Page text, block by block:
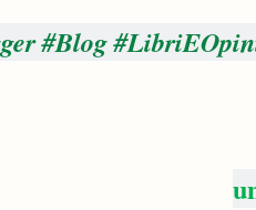
#Blog